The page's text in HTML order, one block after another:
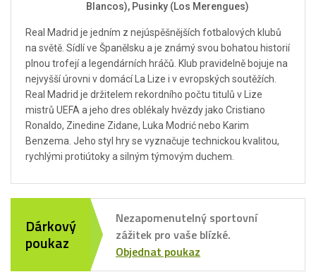
Blancos), Pusinky (Los Merengues)
Real Madrid je jedním z nejúspěšnějších fotbalových klubů
na světě. Sídlí ve Španělsku a je známý svou bohatou historií
plnou trofejí a legendárních hráčů. Klub pravidelně bojuje na
nejvyšší úrovni v domácí La Lize i v evropských soutěžích.
Real Madrid je držitelem rekordního počtu titulů v Lize
mistrů UEFA a jeho dres oblékaly hvězdy jako Cristiano
Ronaldo, Zinedine Zidane, Luka Modrić nebo Karim
Benzema. Jeho styl hry se vyznačuje technickou kvalitou,
rychlými protiútoky a silným týmovým duchem.
Dárkový
poukaz
Nezapomenutelný sportovní
zážitek pro vaše blízké.
Objednat poukaz